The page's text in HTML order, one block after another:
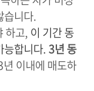
습니다.
하고, 이 기간 동
능합니다.3년 동
이내에 매도하